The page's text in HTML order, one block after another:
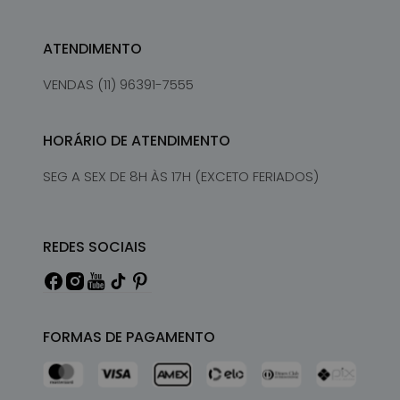
ATENDIMENTO
VENDAS (11) 96391-7555
HORÁRIO DE ATENDIMENTO
SEG A SEX DE 8H ÀS 17H (EXCETO FERIADOS)
REDES SOCIAIS
FORMAS DE PAGAMENTO